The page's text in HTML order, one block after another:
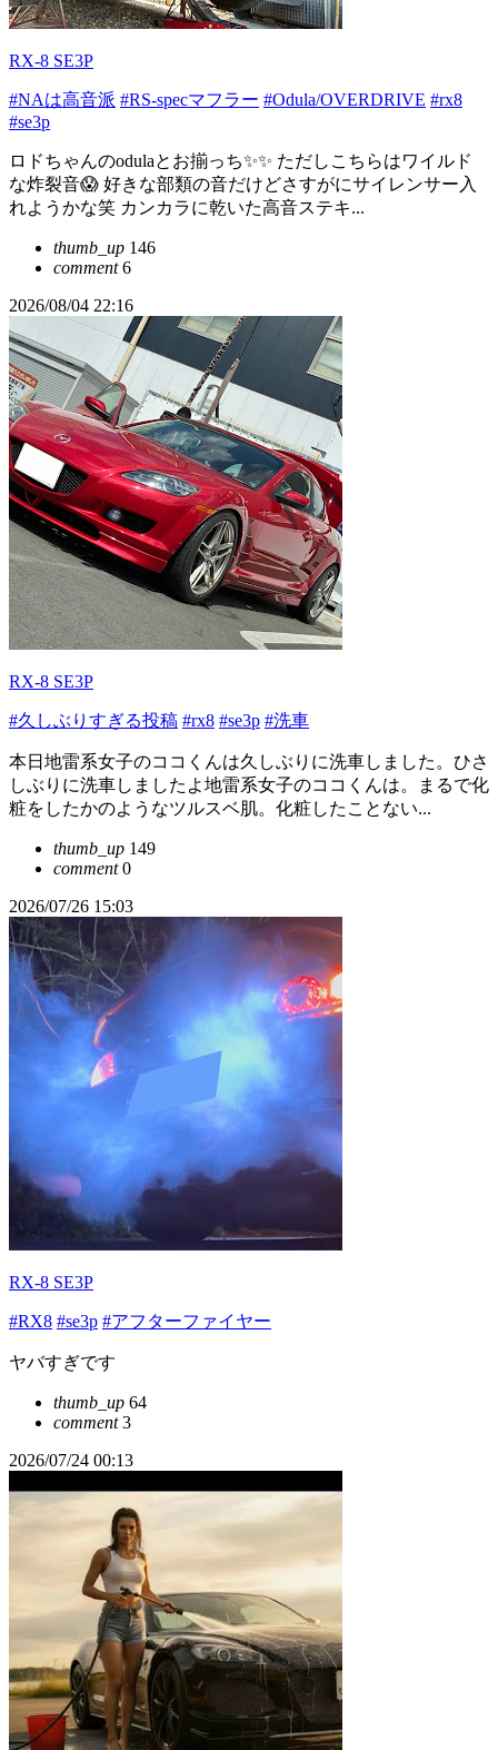
RX-8 SE3P
#NAは高音派 #RS-specマフラー #Odula/OVERDRIVE #rx8
#se3p
ロドちゃんのodulaとお揃っち✨✨ ただしこちらはワイルド
な炸裂音😱 好きな部類の音だけどさすがにサイレンサー入
れようかな笑 カンカラに乾いた高音ステキ...
thumb_up 146
comment6
2026/08/04 22:16
RX-8 SE3P
#久しぶりすぎる投稿 #rx8 #se3p #洗車
本日地雷系女子のココくんは久しぶりに洗車しました。ひさ
しぶりに洗車しましたよ地雷系女子のココくんは。まるで化
粧をしたかのようなツルスベ肌。化粧したことない...
thumb_up 149
comment0
2026/07/26 15:03
RX-8 SE3P
#RX8 #se3p #アフターファイヤー
ヤバすぎです
thumb_up 64
comment3
2026/07/24 00:13